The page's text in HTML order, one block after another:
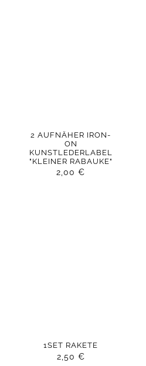
2 AUFNÄHER IRON-
ON
KUNSTLEDERLABEL
"KLEINER RABAUKE"
2,00€
1SET RAKETE
2,50 €